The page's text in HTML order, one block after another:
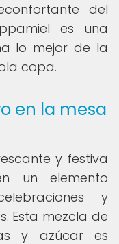
del
es una
lo mejor de la
copa.
en la mesa
y festiva
un elemento
y
Esta mezcla de
y azúcar es